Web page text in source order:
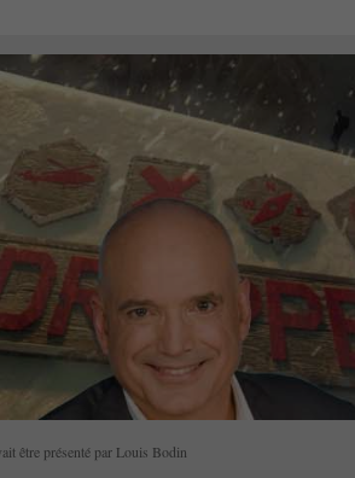
être présenté par Louis Bodin